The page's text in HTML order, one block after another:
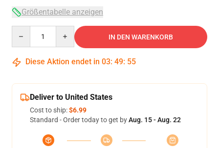
Größentabelle anzeigen
IN DEN WARENKORB
Diese Aktion endet in 03: 49: 54
Deliver to United States
Cost to ship:$6.99
Standard - Order today to get byAug. 15 - Aug. 22